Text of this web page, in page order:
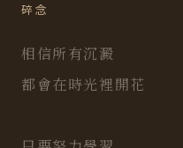
碎念
相信所有沉澱
都會在時光裡開花